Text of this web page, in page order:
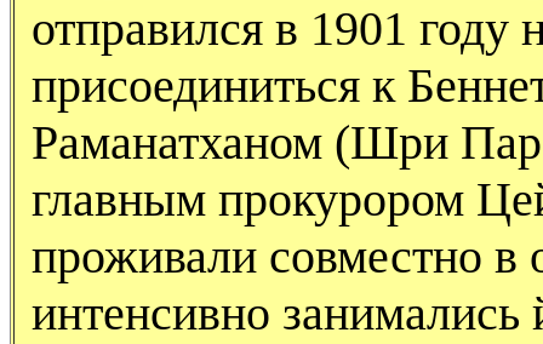
отправился в 1901
присоединиться к
Раманатханом (Шри
главным прокурором
проживали совместно в
интенсивно занимались